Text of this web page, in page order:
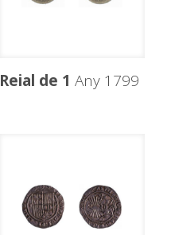
Reial de 1 Any 1799